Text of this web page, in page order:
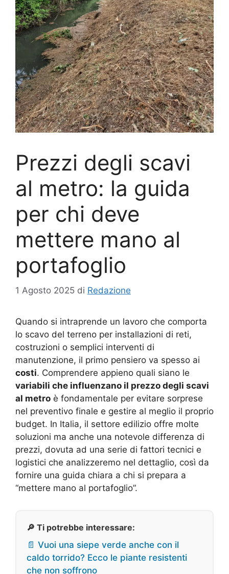
Prezzi degli scavi
al metro: la guida
per chi deve
mettere mano al
portafoglio
1 Agosto 2025 di Redazione
Quando si intraprende un lavoro che comporta
lo scavo del terreno per installazioni di reti,
costruzioni o semplici interventi di
manutenzione, il primo pensiero va spesso ai
costi. Comprendere appieno quali siano le
variabili che influenzano il prezzo degli scavi
al metro è fondamentale per evitare sorprese
nel preventivo finale e gestire al meglio il proprio
budget. In Italia, il settore edilizio offre molte
soluzioni ma anche una notevole differenza di
prezzi, dovuta ad una serie di fattori tecnici e
logistici che analizzeremo nel dettaglio, così da
fornire una guida chiara a chi si prepara a
“mettere mano al portafoglio”.
🔎 Ti potrebbe interessare:
📄 Vuoi una siepe verde anche con il
caldo torrido? Ecco le piante resistenti
che non soffrono